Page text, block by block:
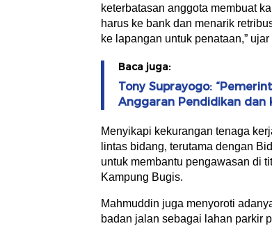
keterbatasan anggota membuat
harus ke bank dan menarik
ke lapangan untuk penataan,”
Baca juga:
Tony Suprayogo:
Anggaran Pendidikan dan
Menyikapi kekurangan tenaga
lintas bidang, terutama dengan
untuk membantu pengawasan di
Kampung Bugis.
Mahmuddin juga menyoroti
badan jalan sebagai lahan parkir